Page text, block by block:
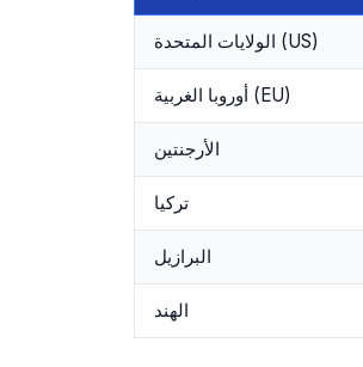
الولايات المتحدة (US)
أوروبا الغربية (EU)
الأرجنتين
تركيا
البرازيل
الهند